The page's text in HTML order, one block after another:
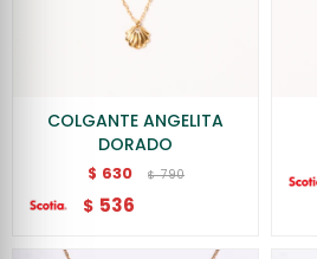
COLGANTE ANGELITA
DORADO
$ 630 $ 790
$ 536